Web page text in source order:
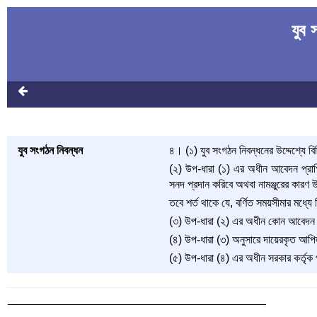
যুব
যুব সংগঠন নিবন্ধন
৪। (১) যুব সংগঠন নিবন্ধনের উদ্দেশ্যে
(২) উপ-ধারা (১) এর অধীন আবেদন
সনদ প্রদান করিবে অথবা নামঞ্জুরের
তবে শর্ত থাকে যে, বর্ণিত সময়সীমার
(৩) উপ-ধারা (২) এর অধীন কোন আবেদন
(৪) উপ-ধারা (৩) অনুসারে দায়েরকৃত আপিল
(৫) উপ-ধারা (৪) এর অধীন সরকার কর্তৃক